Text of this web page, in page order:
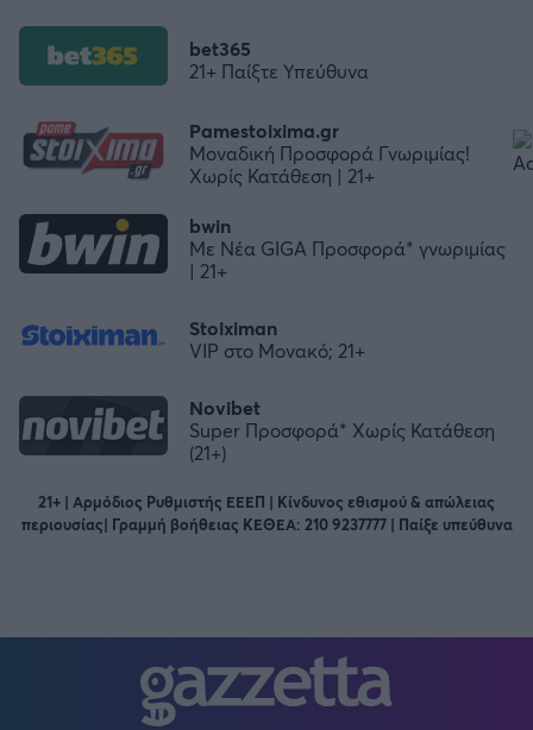
bwin
Με Νέα GIGA Προσφορά* γνωριμίας
| 21+
Stoiximan
VIP στο Μονακό; 21+
Novibet
Super Προσφορά* Χωρίς Κατάθεση
(21+)
Pamestoixima.gr
Μοναδική Προσφορά Γνωριμίας!
Χωρίς Κατάθεση | 21+
bet365
21+ Παίξτε Υπεύθυνα
21+ | Αρμόδιος Ρυθμιστής ΕΕΕΠ | Κίνδυνος εθισμού & απώλειας
περιουσίας| Γραμμή βοήθειας ΚΕΘΕΑ: 210 9237777 | Παίξε υπεύθυνα